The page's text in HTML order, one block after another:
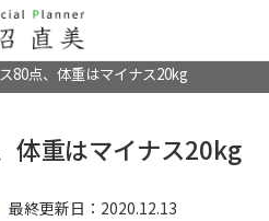
80点、体重はマイナス20kg
体重はマイナス20kg
最終更新日 ：2020.12.13